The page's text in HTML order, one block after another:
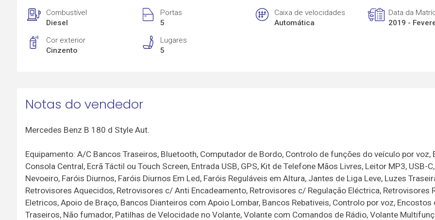
Combustível
Diesel
Portas
5
Caixa de velocidades
Automática
Data da
2019 -
Cor exterior
Cinzento
Lugares
5
Notas do vendedor
Mercedes Benz B 180 d Style Aut.
Equipamento: A/C Bancos Traseiros, Bluetooth, Computador de Bordo, Controlo de funções do veículo por voz,
Consola Central, Ecrã Táctil ou Touch Screen, Entrada USB, GPS, Kit de Telefone Mãos Livres, Leitor MP3, USB-
Nevoeiro, Faróis Diurnos, Faróis Diurnos Em Led, Faróis Reguláveis em Altura, Jantes de Liga Leve, Luzes
Retrovisores Aquecidos, Retrovisores c/ Anti Encadeamento, Retrovisores c/ Regulação Eléctrica, Retrovisores
Eletricos, Apoio de Braço, Bancos Dianteiros com Apoio Lombar, Bancos Rebativeis, Controlo por voz, Encostos
Traseiros, Não fumador, Patilhas de Velocidade no Volante, Volante com Comandos de Rádio, Volante